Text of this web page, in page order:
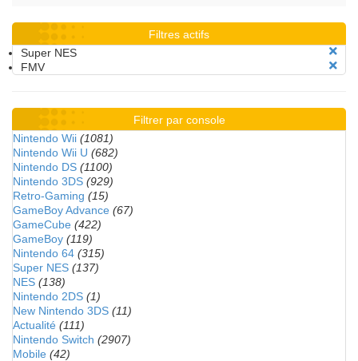
Filtres actifs
Super NES
FMV
Filtrer par console
Nintendo Wii (1081)
Nintendo Wii U (682)
Nintendo DS (1100)
Nintendo 3DS (929)
Retro-Gaming (15)
GameBoy Advance (67)
GameCube (422)
GameBoy (119)
Nintendo 64 (315)
Super NES (137)
NES (138)
Nintendo 2DS (1)
New Nintendo 3DS (11)
Actualité (111)
Nintendo Switch (2907)
Mobile (42)